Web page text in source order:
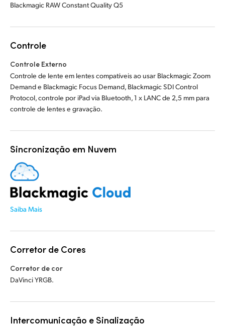
Blackmagic RAW Constant Quality Q5
Controle
Controle Externo
Controle de lente em lentes compatíveis ao usar Blackmagic Zoom
Demand e Blackmagic Focus Demand, Blackmagic SDI Control
Protocol, controle por iPad via Bluetooth, 1 x LANC de 2,5 mm para
controle de lentes e gravação.
Sincronização em Nuvem
Saiba Mais
Corretor de Cores
Corretor de cor
DaVinci YRGB.
Intercomunicação e Sinalização